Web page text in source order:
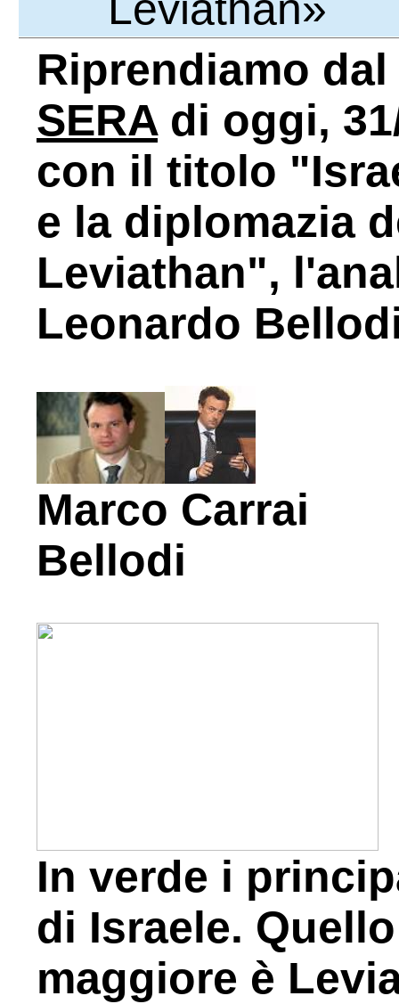
Riprendiamo dal
SERAdi oggi,
con il titolo
e la diplomazia
Leviathan",
Leonardo
Marco
Bellodi
In verde i
di Israele.
maggiore è